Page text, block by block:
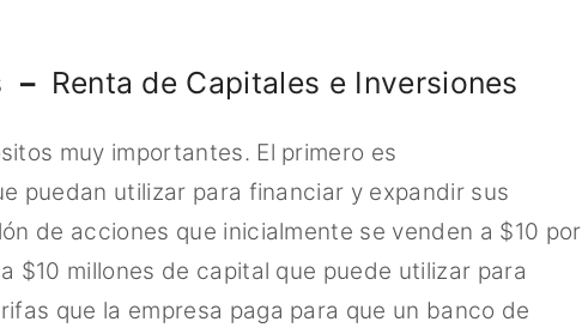
– Renta de Capitales e Inversiones
muy importantes. El primero es
puedan utilizar para financiar y expandir sus
de acciones que inicialmente se venden a $10 por
$10 millones de capital que puede utilizar para
que la empresa paga para que un banco de